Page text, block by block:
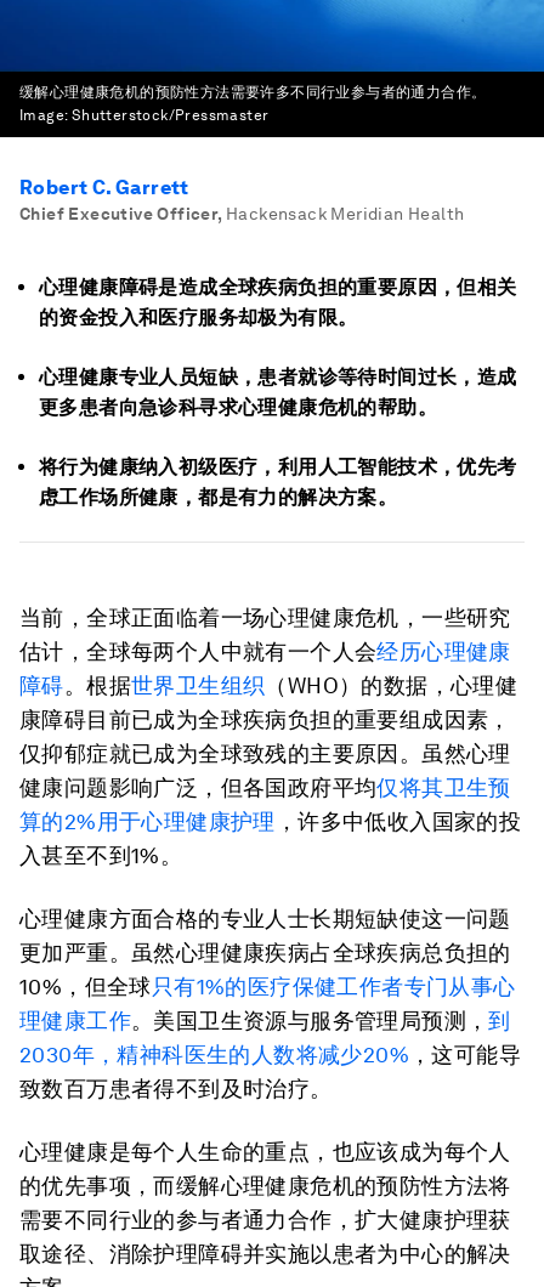
缓解心理健康危机的预防性方法需要许多不同行业参与者的通力合作。
Image: Shutterstock/Pressmaster
Robert C. Garrett
Chief Executive Officer, Hackensack Meridian Health
心理健康障碍是造成全球疾病负担的重要原因，但相关
的资金投入和医疗服务却极为有限。
心理健康专业人员短缺，患者就诊等待时间过长，造成
更多患者向急诊科寻求心理健康危机的帮助。
将行为健康纳入初级医疗，利用人工智能技术，优先考
虑工作场所健康，都是有力的解决方案。
当前，全球正面临着一场心理健康危机，一些研究
估计，全球每两个人中就有一个人会经历心理健康
障碍。根据世界卫生组织 （WHO）的数据，心理健
康障碍目前已成为全球疾病负担的重要组成因素，
仅抑郁症就已成为全球致残的主要原因。虽然心理
健康问题影响广泛，但各国政府平均仅将其卫生预
算的2%用于心理健康护理 ，许多中低收入国家的投
入甚至不到1%。
心理健康方面合格的专业人士长期短缺使这一问题
更加严重。虽然心理健康疾病占全球疾病总负担的
10%，但全球只有1%的医疗保健工作者专门从事心
理健康工作。美国卫生资源与服务管理局预测，到
2030年，精神科医生的人数将减少20% ，这可能导
致数百万患者得不到及时治疗。
心理健康是每个人生命的重点，也应该成为每个人
的优先事项，而缓解心理健康危机的预防性方法将
需要不同行业的参与者通力合作，扩大健康护理获
取途径、消除护理障碍并实施以患者为中心的解决